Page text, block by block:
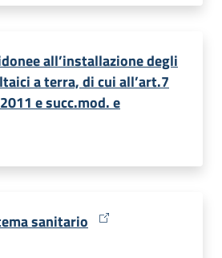
all’installazione degli
a terra, di cui all’art.7
e succ.mod. e
sanitario